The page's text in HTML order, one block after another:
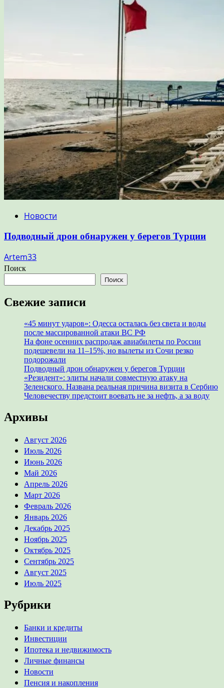
Новости
Подводный дрон обнаружен у берегов Турции
Artem33
Поиск
Поиск
Свежие записи
«45 минут ударов»: Одесса осталась без света и воды
после массированной атаки ВС РФ
На фоне осенних распродаж авиабилеты по России
подешевели на 11–15%, но вылеты из Сочи резко
подорожали
Подводный дрон обнаружен у берегов Турции
«Резидент»: элиты начали совместную атаку на
Зеленского. Названа реальная причина визита в Сербию
Человечеству предстоит воевать не за нефть, а за воду
Архивы
Август 2026
Июль 2026
Июнь 2026
Май 2026
Апрель 2026
Март 2026
Февраль 2026
Январь 2026
Декабрь 2025
Ноябрь 2025
Октябрь 2025
Сентябрь 2025
Август 2025
Июль 2025
Рубрики
Банки и кредиты
Инвестиции
Ипотека и недвижимость
Личные финансы
Новости
Пенсия и накопления